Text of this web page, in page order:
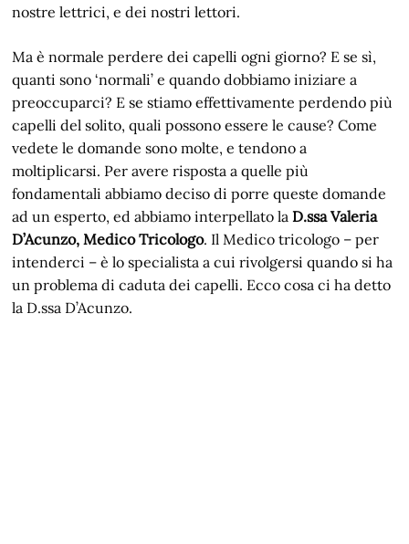
nostre lettrici, e dei nostri lettori.
Ma è normale perdere dei capelli ogni giorno? E se sì,
quanti sono ‘normali’ e quando dobbiamo iniziare a
preoccuparci? E se stiamo effettivamente perdendo più
capelli del solito, quali possono essere le cause? Come
vedete le domande sono molte, e tendono a
moltiplicarsi. Per avere risposta a quelle più
fondamentali abbiamo deciso di porre queste domande
ad un esperto, ed abbiamo interpellato laD.ssa Valeria
D’Acunzo, Medico Tricologo. Il Medico tricologo – per
intenderci – è lo specialista a cui rivolgersi quando si ha
un problema di caduta dei capelli. Ecco cosa ci ha detto
la D.ssa D’Acunzo.